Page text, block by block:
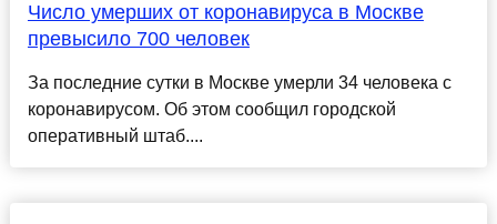
Число умерших от коронавируса в Москве
превысило 700 человек
За последние сутки в Москве умерли 34 человека с
коронавирусом. Об этом сообщил городской
оперативный штаб....